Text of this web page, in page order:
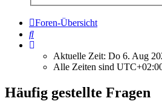
Foren-Übersicht
Suche
Aktuelle Zeit: Do 6. Aug
Alle Zeiten sind
Häufig gestellte Fragen